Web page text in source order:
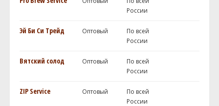
России
Эй Би Си Трейд Оптовый
По всей
России
Вятский солод Оптовый
По всей
России
ZIP Service Оптовый
По всей
России